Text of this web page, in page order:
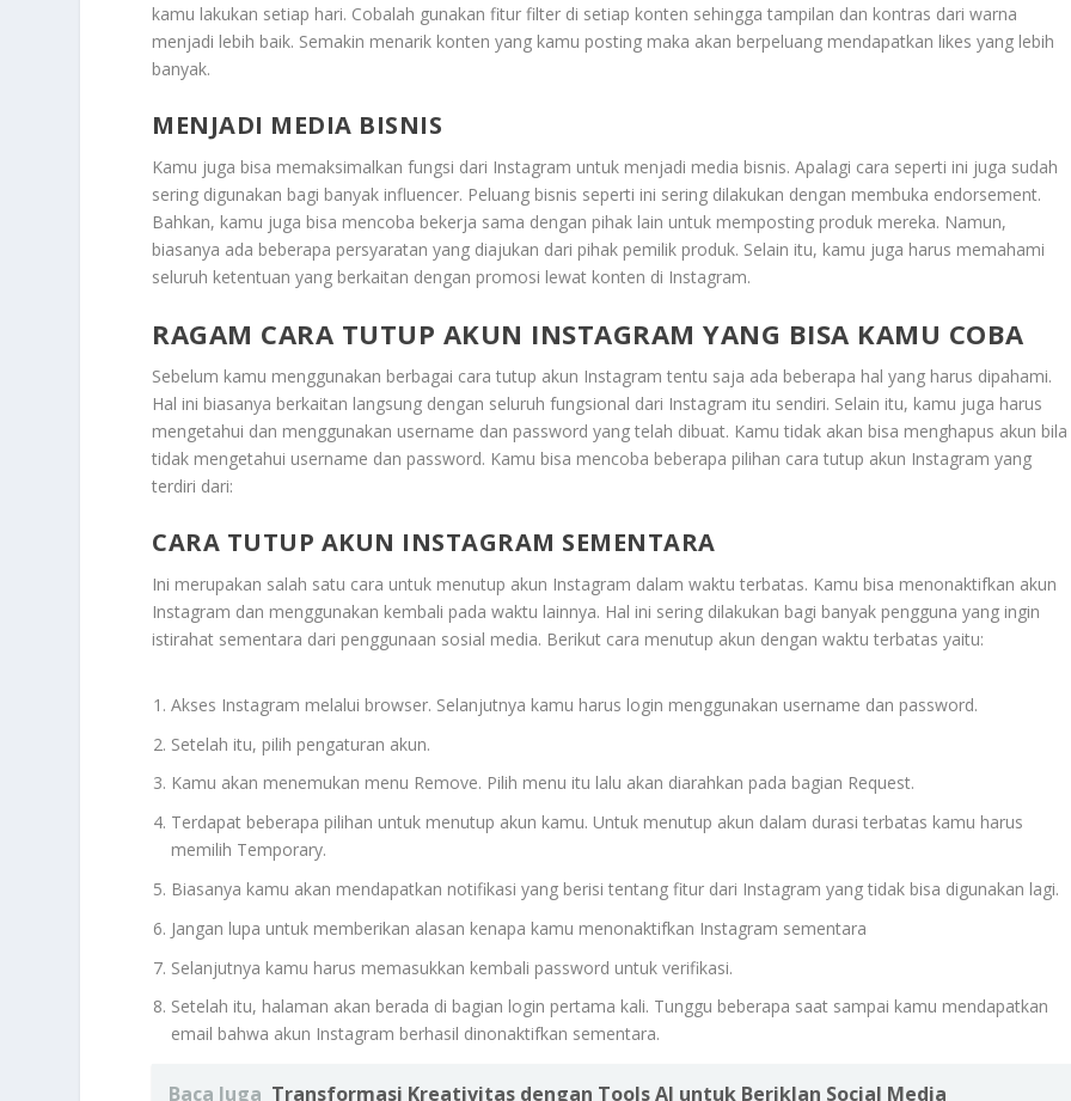
kamu lakukan setiap hari. Cobalah gunakan fitur filter di setiap konten sehingga tampilan dan kontras dari warna
menjadi lebih baik. Semakin menarik konten yang kamu posting maka akan berpeluang mendapatkan likes yang lebih
banyak.
MENJADI MEDIA BISNIS
Kamu juga bisa memaksimalkan fungsi dari Instagram untuk menjadi media bisnis. Apalagi cara seperti ini juga sudah
sering digunakan bagi banyak influencer. Peluang bisnis seperti ini sering dilakukan dengan membuka endorsement.
Bahkan, kamu juga bisa mencoba bekerja sama dengan pihak lain untuk memposting produk mereka. Namun,
biasanya ada beberapa persyaratan yang diajukan dari pihak pemilik produk. Selain itu, kamu juga harus memahami
seluruh ketentuan yang berkaitan dengan promosi lewat konten di Instagram.
RAGAM CARA TUTUP AKUN INSTAGRAM YANG BISA KAMU COBA
Sebelum kamu menggunakan berbagai cara tutup akun Instagram tentu saja ada beberapa hal yang harus dipahami.
Hal ini biasanya berkaitan langsung dengan seluruh fungsional dari Instagram itu sendiri. Selain itu, kamu juga harus
mengetahui dan menggunakan username dan password yang telah dibuat. Kamu tidak akan bisa menghapus akun bila
tidak mengetahui username dan password. Kamu bisa mencoba beberapa pilihan cara tutup akun Instagram yang
terdiri dari:
CARA TUTUP AKUN INSTAGRAM SEMENTARA
Ini merupakan salah satu cara untuk menutup akun Instagram dalam waktu terbatas. Kamu bisa menonaktifkan akun
Instagram dan menggunakan kembali pada waktu lainnya. Hal ini sering dilakukan bagi banyak pengguna yang ingin
istirahat sementara dari penggunaan sosial media. Berikut cara menutup akun dengan waktu terbatas yaitu:
Akses Instagram melalui browser. Selanjutnya kamu harus login menggunakan username dan password.
Setelah itu, pilih pengaturan akun.
Kamu akan menemukan menu Remove. Pilih menu itu lalu akan diarahkan pada bagian Request.
Terdapat beberapa pilihan untuk menutup akun kamu. Untuk menutup akun dalam durasi terbatas kamu harus
memilih Temporary.
Biasanya kamu akan mendapatkan notifikasi yang berisi tentang fitur dari Instagram yang tidak bisa digunakan lagi.
Jangan lupa untuk memberikan alasan kenapa kamu menonaktifkan Instagram sementara
Selanjutnya kamu harus memasukkan kembali password untuk verifikasi.
Setelah itu, halaman akan berada di bagian login pertama kali. Tunggu beberapa saat sampai kamu mendapatkan
email bahwa akun Instagram berhasil dinonaktifkan sementara.
Baca Juga Transformasi Kreativitas dengan Tools AI untuk Beriklan Social Media